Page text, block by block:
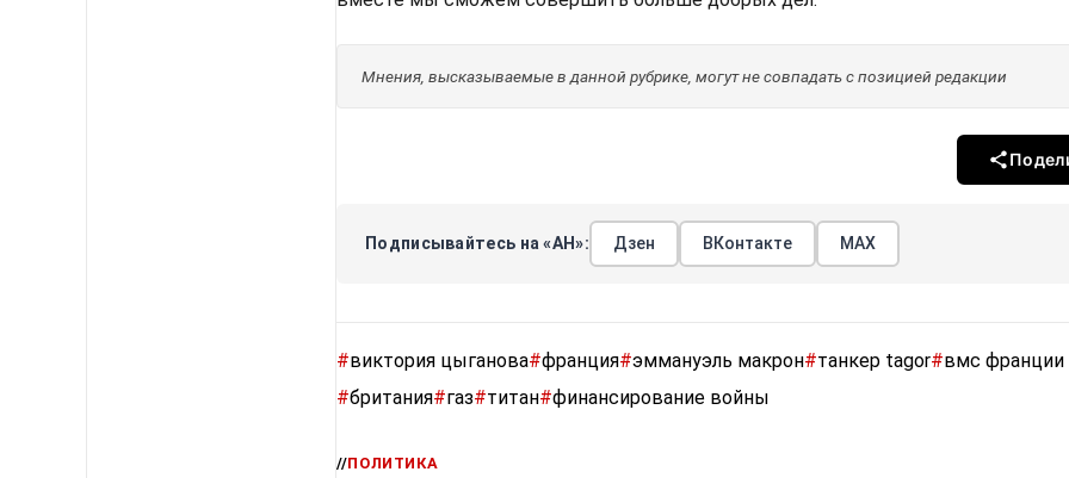
Мнения, высказываемые в данной рубрике, могут не совпадать с позицией редакции
Подписывайтесь на «АН»: Дзен ВКонтакте МАХ
#виктория цыганова#франция#эммануэль макрон#танкер tagor#вмс франции
#британия#газ#титан#финансирование войны
//ПОЛИТИКА